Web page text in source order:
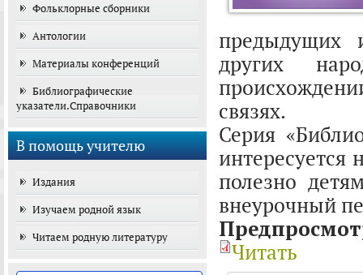
Фольклорные сборники
Антологии
Материалы конференций
Библиографические
указатели.Справочники
В помощь учителю
Издания
Изучаем родной язык
Читаем родную литературу
предыдущих
других
связях.
Серия
интересуется
полезно
внеурочный
Читать